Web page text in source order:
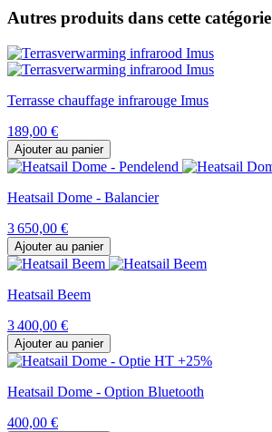
Autres produits dans cette catégorie
Terrasse chauffage infrarouge Imus
189,00 €
Ajouter au panier
Heatsail Dome - Balancier
3 650,00 €
Ajouter au panier
Heatsail Beem
3 400,00 €
Ajouter au panier
Heatsail Dome - Option Bluetooth
400,00 €